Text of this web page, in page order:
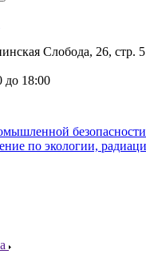
Слобода, 26, стр. 5
до 18:00